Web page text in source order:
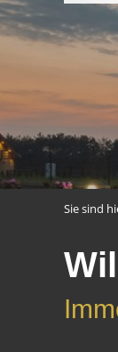
Sie sind